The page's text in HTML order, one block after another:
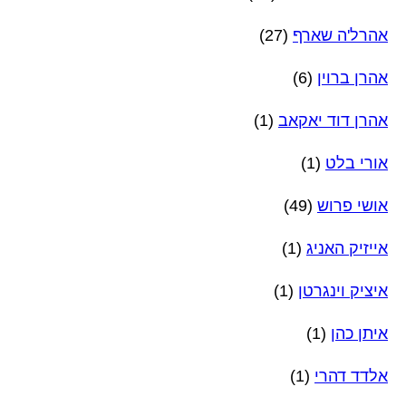
אהרל'ה שארף (27)
אהרן ברוין (6)
אהרן דוד יאקאב (1)
אורי בלט (1)
אושי פרוש (49)
אייזיק האניג (1)
איציק וינגרטן (1)
איתן כהן (1)
אלדד דהרי (1)